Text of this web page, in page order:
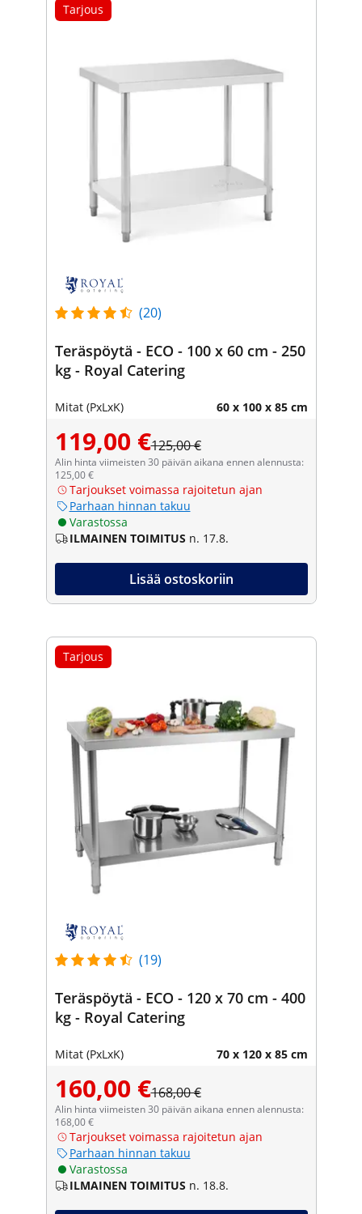
Tarjous
(20)
Teräspöytä - ECO - 100 x 60 cm - 250
kg - Royal Catering
Mitat (PxLxK) 60 x 100 x 85 cm
119,00 €125,00 €
Alin hinta viimeisten 30 päivän aikana ennen alennusta:
125,00 €
Tarjoukset voimassa rajoitetun ajan
Parhaan hinnan takuu
Varastossa
ILMAINEN TOIMITUS n. 17.8.
Lisää ostoskoriin
Tarjous
(19)
Teräspöytä - ECO - 120 x 70 cm - 400
kg - Royal Catering
Mitat (PxLxK) 70 x 120 x 85 cm
160,00 €168,00 €
Alin hinta viimeisten 30 päivän aikana ennen alennusta:
168,00 €
Tarjoukset voimassa rajoitetun ajan
Parhaan hinnan takuu
Varastossa
ILMAINEN TOIMITUS n. 18.8.